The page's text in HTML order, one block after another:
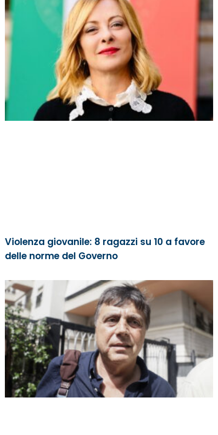
Violenza giovanile: 8 ragazzi su 10 a favore
delle norme del Governo